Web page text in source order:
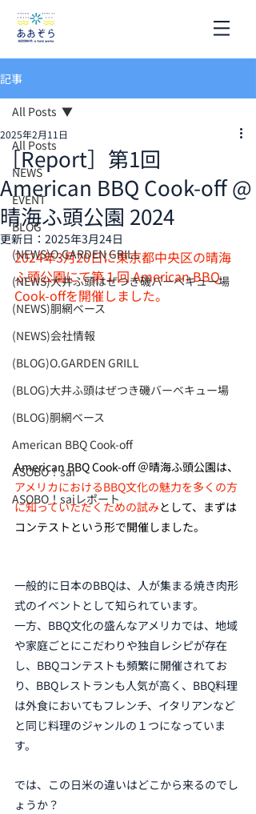
記事
All Posts
NEWS
EVENT
BLOG
(NEWS)O.GARDEN GRILL
(NEWS)大井ふ頭はぜつき磯バーベキュー場
(NEWS)胴網ベース
(NEWS)会社情報
(BLOG)O.GARDEN GRILL
(BLOG)大井ふ頭はぜつき磯バーベキュー場
(BLOG)胴網ベース
American BBQ Cook-off
ASOBO！sai
ASOBO！saiレポート
All Posts
［Report］第1回
American BBQ Cook-off @
晴海ふ頭公園 2024
2025年2月11日
更新日： 2025年3月24日
2024年3月20日に東京都中央区の晴海
ふ頭公園にて第１回 American BBQ
Cook-offを開催しました。
American BBQ Cook-off ＠晴海ふ頭公園は、
アメリカにおけるBBQ文化の魅力を多くの方
に知っていただくための試みとして、まずは
コンテストという形で開催しました。
一般的に日本のBBQは、人が集まる焼き肉形
式のイベントとして知られています。
一方、BBQ文化の盛んなアメリカでは、地域
や家庭ごとにこだわりや独自レシピが存在
し、BBQコンテストも頻繁に開催されてお
り、BBQレストランも人気が高く、BBQ料理
は外食においてもフレンチ、イタリアンなど
と同じ料理のジャンルの１つになっていま
す。
では、この日米の違いはどこから来るのでし
ょうか？